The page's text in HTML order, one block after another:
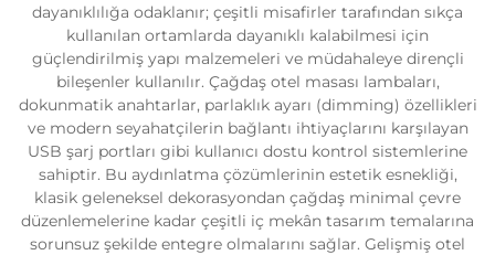
dayanıklılığa odaklanır; çeşitli misafirler tarafından sıkça
kullanılan ortamlarda dayanıklı kalabilmesi için
güçlendirilmiş yapı malzemeleri ve müdahaleye dirençli
bileşenler kullanılır. Çağdaş otel masası lambaları,
dokunmatik anahtarlar, parlaklık ayarı (dimming) özellikleri
ve modern seyahatçilerin bağlantı ihtiyaçlarını karşılayan
USB şarj portları gibi kullanıcı dostu kontrol sistemlerine
sahiptir. Bu aydınlatma çözümlerinin estetik esnekliği,
klasik geleneksel dekorasyondan çağdaş minimal çevre
düzenlemelerine kadar çeşitli iç mekân tasarım temalarına
sorunsuz şekilde entegre olmalarını sağlar. Gelişmiş otel